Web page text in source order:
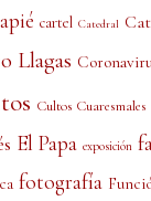
cartel Catedral
Llagas
Cultos Cuaresmales
El Papa exposición
fotografía